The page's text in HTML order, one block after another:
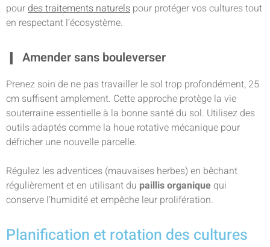
pourdes traitements naturels pour protéger vos cultures tout
en respectant l’écosystème.
Amender sans bouleverser
Prenez soin de ne pas travailler le sol trop profondément, 25
cm suffisent amplement. Cette approche protège la vie
souterraine essentielle à la bonne santé du sol. Utilisez des
outils adaptés comme la houe rotative mécanique pour
défricher une nouvelle parcelle.
Régulez les adventices (mauvaises herbes) en bêchant
régulièrement et en utilisant du paillis organique qui
conserve l’humidité et empêche leur prolifération.
Planification et rotation des cultures